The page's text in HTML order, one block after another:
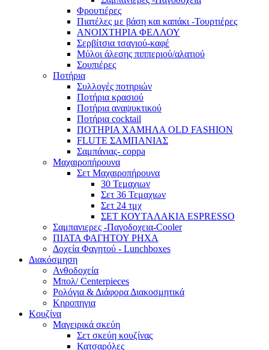
Φρουτιέρες
Πιατέλες με βάση και καπάκι -Τουρτιέρες
ΑΝΟΙΧΤΗΡΙΑ ΦΕΛΛΟΥ
Σερβίτσια τσαγιού-καφέ
Μύλοι άλεσης πιππεριού/αλατιού
Σουπιέρες
Ποτήρια
Συλλογές ποτηριών
Ποτήρια κρασιού
Ποτήρια αναψυκτικού
Ποτήρια cocktail
ΠΟΤΗΡΙΑ ΧΑΜΗΛΑ OLD FASHION
FLUTE ΣΑΜΠΑΝΙΑΣ
Σαμπάνιας- coppa
Μαχαιροπήρουνα
Σετ Μαχαιροπήρουνα
30 Τεμαχιων
Σετ 36 Τεμαχιων
Σετ 24 τμχ
ΣΕΤ ΚΟΥΤΑΛΑΚΙΑ ESPRESSO
Σαμπανιερες -Παγοδοχεια-Cooler
ΠΙΑΤΑ ΦΑΓΗΤΟΥ ΡΗΧΑ
Δοχεία Φαγητού - Lunchboxes
Διακόσμηση
Ανθοδοχεία
Μπολ/ Centerpieces
Ρολόγια & Διάφορα Διακοσμητικά
Κηροπηγια
Κουζίνα
Μαγειρικά σκεύη
Σετ σκεύη κουζίνας
Κατσαρόλες